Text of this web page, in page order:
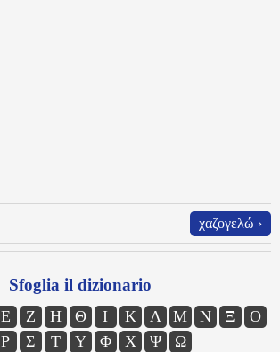
χαζογελώ ›
Sfoglia il dizionario
Ε Ζ Η Θ Ι Κ Λ Μ Ν Ξ
Ο
Ρ Σ Τ Υ Φ Χ Ψ Ω